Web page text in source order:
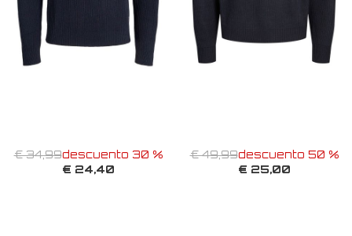
€ 34,99descuento 30 %
€ 24,40
€ 49,99descuento 50 %
€ 25,00